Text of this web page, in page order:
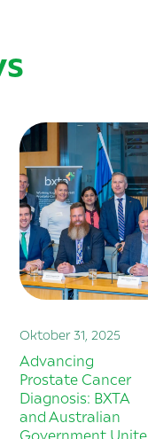
Oktober 31, 2025
Advancing
Prostate Cancer
Diagnosis: BXTA
and Australian
Government Unite